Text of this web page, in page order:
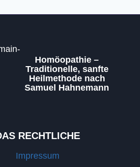
Homöopathie –
Traditionelle, sanfte
Heilmethode nach
Samuel Hahnemann
RECHTLICHE
Impressum